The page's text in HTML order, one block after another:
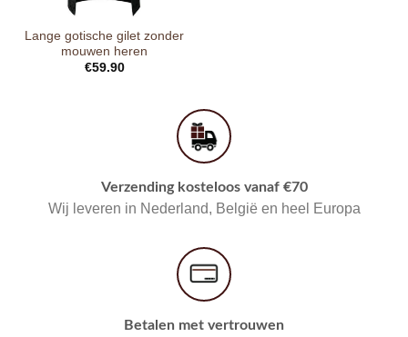
Lange gotische gilet zonder
mouwen heren
€59.90
Verzending kosteloos vanaf €70
Wij leveren in Nederland, België en heel Europa
Betalen met vertrouwen